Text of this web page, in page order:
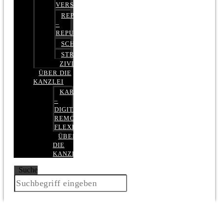
VERSICHERUNGSRECHT
REPUTATIONSRECHT
–
REPUTATIONSMANAGEMENT
SCHUFARECHT
STRAFRECHT
ZIVILRECHT
ÜBER DIE
KANZLEI
KARRIERE
–
DIGITAL,
REMOTE,
FLEXIBEL
ÜBER
DIE
KANZLEI
Suche